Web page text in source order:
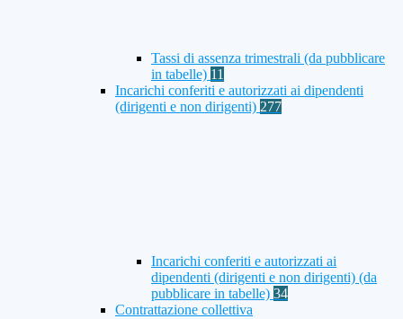
Tassi di assenza trimestrali (da pubblicare
in tabelle) 11
Incarichi conferiti e autorizzati ai dipendenti
(dirigenti e non dirigenti) 277
Incarichi conferiti e autorizzati ai
dipendenti (dirigenti e non dirigenti) (da
pubblicare in tabelle) 34
Contrattazione collettiva